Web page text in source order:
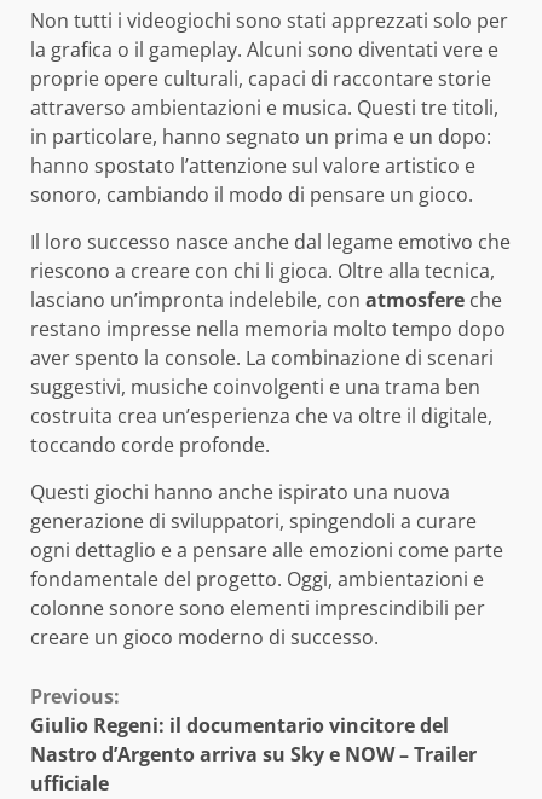
Non tutti i videogiochi sono stati apprezzati solo per
la grafica o il gameplay. Alcuni sono diventati vere e
proprie opere culturali, capaci di raccontare storie
attraverso ambientazioni e musica. Questi tre titoli,
in particolare, hanno segnato un prima e un dopo:
hanno spostato l’attenzione sul valore artistico e
sonoro, cambiando il modo di pensare un gioco.
Il loro successo nasce anche dal legame emotivo che
riescono a creare con chi li gioca. Oltre alla tecnica,
lasciano un’impronta indelebile, con atmosfere che
restano impresse nella memoria molto tempo dopo
aver spento la console. La combinazione di scenari
suggestivi, musiche coinvolgenti e una trama ben
costruita crea un’esperienza che va oltre il digitale,
toccando corde profonde.
Questi giochi hanno anche ispirato una nuova
generazione di sviluppatori, spingendoli a curare
ogni dettaglio e a pensare alle emozioni come parte
fondamentale del progetto. Oggi, ambientazioni e
colonne sonore sono elementi imprescindibili per
creare un gioco moderno di successo.
Continue
Reading
Previous:
Giulio Regeni: il documentario vincitore del
Nastro d’Argento arriva su Sky e NOW – Trailer
ufficiale